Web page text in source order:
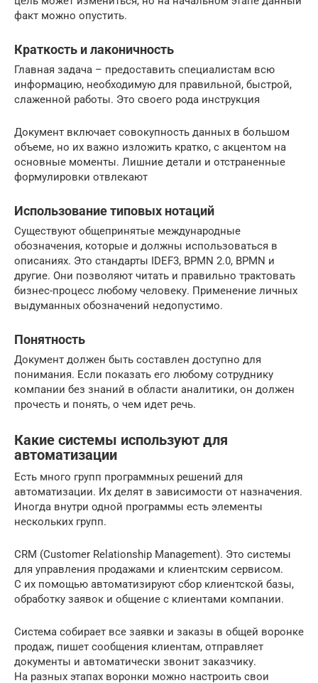
факт можно опустить.
Краткость и лаконичность
Главная задача – предоставить специалистам всю
информацию, необходимую для правильной, быстрой,
слаженной работы. Это своего рода инструкция
Документ включает совокупность данных в большом
объеме, но их важно изложить кратко, с акцентом на
основные моменты. Лишние детали и отстраненные
формулировки отвлекают
Использование типовых нотаций
Существуют общепринятые международные
обозначения, которые и должны использоваться в
описаниях. Это стандарты IDEF3, BPMN 2.0, BPMN и
другие. Они позволяют читать и правильно трактовать
бизнес-процесс любому человеку. Применение личных
выдуманных обозначений недопустимо.
Понятность
Документ должен быть составлен доступно для
понимания. Если показать его любому сотруднику
компании без знаний в области аналитики, он должен
прочесть и понять, о чем идет речь.
Какие системы используют для
автоматизации
Есть много групп программных решений для
автоматизации. Их делят в зависимости от назначения.
Иногда внутри одной программы есть элементы
нескольких групп.
CRM (Customer Relationship Management). Это системы
для управления продажами и клиентским сервисом.
С их помощью автоматизируют сбор клиентской базы,
обработку заявок и общение с клиентами компании.
Система собирает все заявки и заказы в общей воронке
продаж, пишет сообщения клиентам, отправляет
документы и автоматически звонит заказчику.
На разных этапах воронки можно настроить свои